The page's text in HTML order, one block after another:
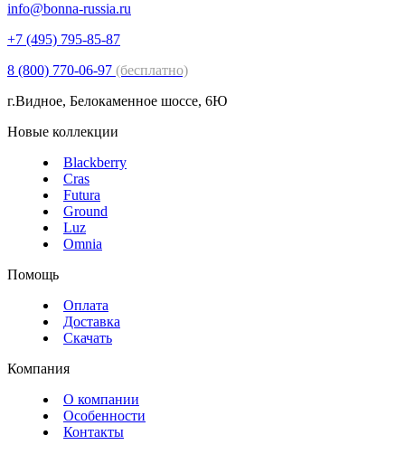
info@bonna-russia.ru
+7 (495) 795-85-87
8 (800) 770-06-97 (бесплатно)
г.Видное, Белокаменное шоссе, 6Ю
Новые коллекции
Blackberry
Cras
Futura
Ground
Luz
Omnia
Помощь
Оплата
Доставка
Скачать
Компания
О компании
Особенности
Контакты